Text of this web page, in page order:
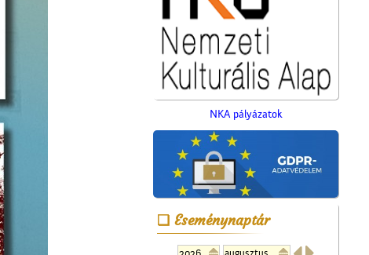
NKA pályázatok
Eseménynaptár